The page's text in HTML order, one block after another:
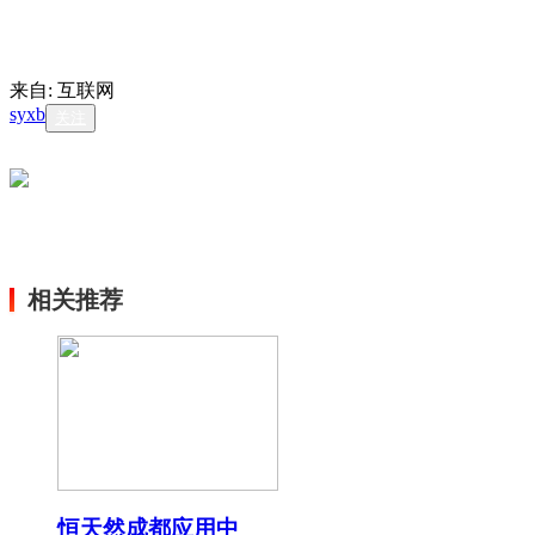
来自: 互联网
syxb
相关推荐
恒天然成都应用中